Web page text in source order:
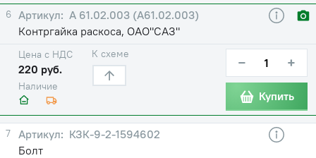
6
А 61.02.003 (А61.02.003)
Контргайка раскоса, ОАО"САЗ"
Наличие
Цена с НДС
220 руб.
К схеме − +
Купить
7
КЗК-9-2-1594602
Болт